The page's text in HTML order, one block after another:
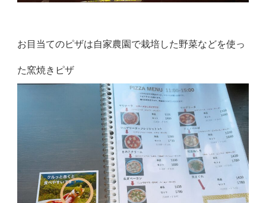
お目当てのピザは自家農園で栽培した野菜などを使っ
た窯焼きピザ